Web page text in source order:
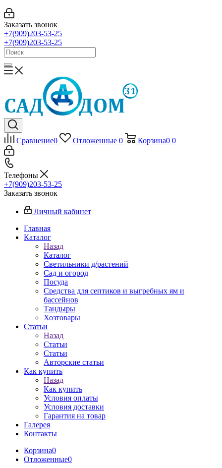
Заказать звонок
+7(909)203-53-25
+7(909)203-53-25
Сравнение0 Отложенные 0 Корзина0 0
Телефоны
+7(909)203-53-25
Заказать звонок
Личный кабинет
Главная
Каталог
Назад
Каталог
Светильники д/растений
Сад и огород
Посуда
Средства для септиков и выгребных ям и
бассейнов
Тандыры
Хозтовары
Статьи
Назад
Статьи
Статьи
Авторские статьи
Как купить
Назад
Как купить
Условия оплаты
Условия доставки
Гарантия на товар
Галерея
Контакты
Корзина0
Отложенные0